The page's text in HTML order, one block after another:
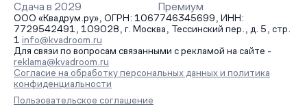
Сдача в 2029
Премиум
ООО «Квадрум.ру», ОГРН: 1067746345699, ИНН:
7729542491, 109028, г. Москва, Тессинский пер., д. 5, стр.
1 info@kvadroom.ru
Для связи по вопросам связанными с рекламой на сайте -
reklama@kvadroom.ru
Согласие на обработку персональных данных и политика
конфиденциальности
Пользовательское соглашение